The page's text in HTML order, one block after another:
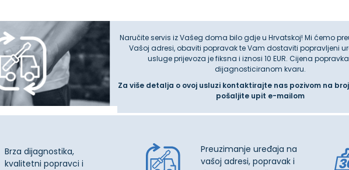
Naručite servis iz Vašeg doma bilo gdje u Hrvatskoj! Mi ćemo
Vašoj adresi, obaviti popravak te Vam dostaviti popravljeni
usluge prijevoza je fiksna i iznosi 10 EUR. Cijena
dijagnosticiranom kvaru.
Za više detalja o ovoj usluzi kontaktirajte nas pozivom na broj
pošaljite upit e-mailom
Brza dijagnostika,
kvalitetni popravci i
Preuzimanje uređaja na
vašoj adresi, popravak i